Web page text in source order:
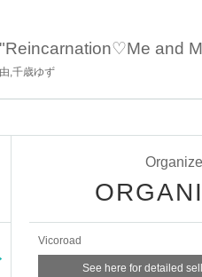
,千歳ゆず
Vicoroad
See here for detailed